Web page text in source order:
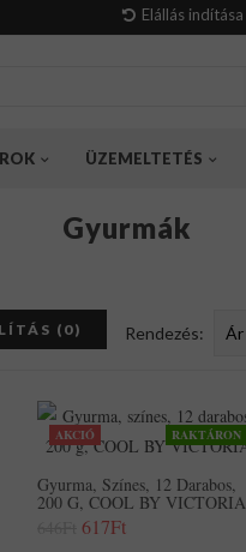
Elállás indítása
ÜZEMELTETÉS
Gyurmák
(0) Rendezés:
AKCIÓ RAKTÁRON
Gyurma, Színes, 12 Darabos,
200 G, COOL BY VICTORIA
617Ft